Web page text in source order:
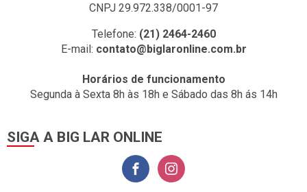
CNPJ 29.972.338/0001-97
Telefone: (21) 2464-2460
E-mail: contato@biglaronline.com.br
Horários de funcionamento
Segunda à Sexta 8h às 18h e Sábado das 8h ás 14h
SIGA A BIG LAR ONLINE